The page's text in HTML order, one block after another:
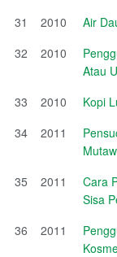
31
2010
Air
32
2010
Atau
33
2010
Kopi
34
2011
35
2011
Cara
Sisa
36
2011